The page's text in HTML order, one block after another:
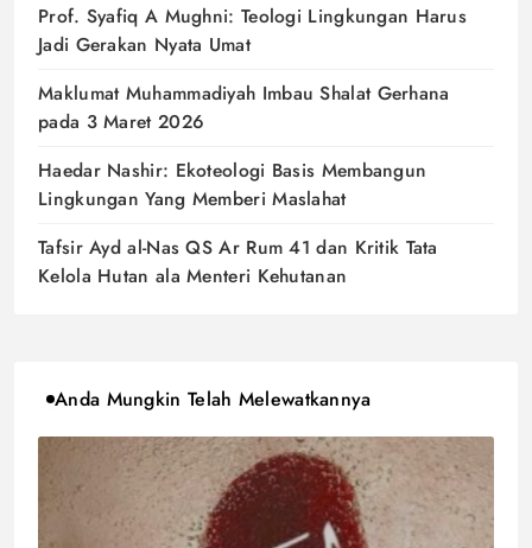
Prof. Syafiq A Mughni: Teologi Lingkungan Harus
Jadi Gerakan Nyata Umat
Maklumat Muhammadiyah Imbau Shalat Gerhana
pada 3 Maret 2026
Haedar Nashir: Ekoteologi Basis Membangun
Lingkungan Yang Memberi Maslahat
Tafsir Ayd al-Nas QS Ar Rum 41 dan Kritik Tata
Kelola Hutan ala Menteri Kehutanan
Anda Mungkin Telah Melewatkannya